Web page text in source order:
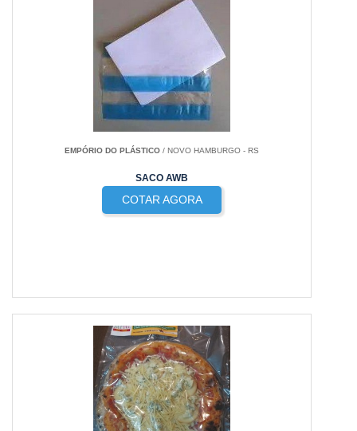
EMPÓRIO DO PLÁSTICO / NOVO HAMBURGO - RS
SACO AWB
COTAR AGORA